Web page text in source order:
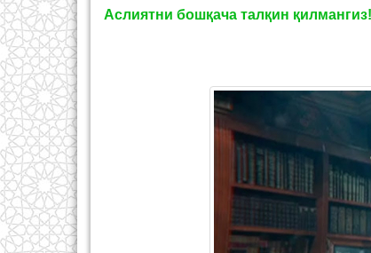
Аслиятни бошқача талқин қилмангиз!